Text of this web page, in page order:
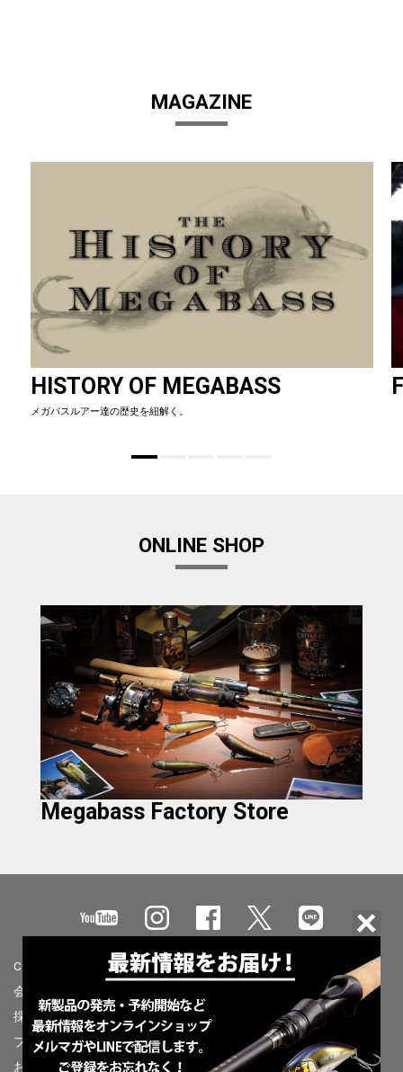
MAGAZINE
HISTORY OF MEGABASS
メガバスルアー達の歴史を紐解く。
ONLINE SHOP
Megabass Factory Store
CONCEPT
会社情報
採用情報
プライバシーポリシー
お問合せ